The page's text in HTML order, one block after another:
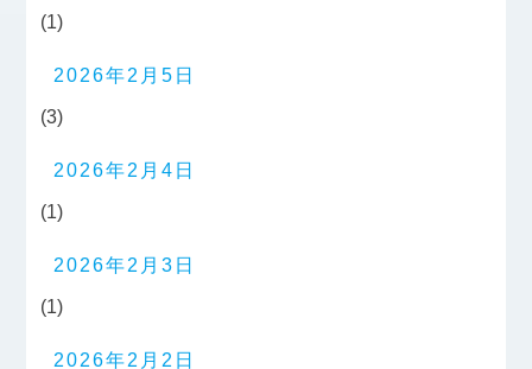
(1)
2026年2月5日
(3)
2026年2月4日
(1)
2026年2月3日
(1)
2026年2月2日